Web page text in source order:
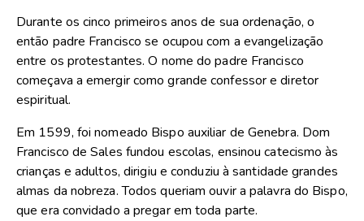
Durante os cinco primeiros anos de sua ordenação, o
então padre Francisco se ocupou com a evangelização
entre os protestantes. O nome do padre Francisco
começava a emergir como grande confessor e diretor
espiritual.
Em 1599, foi nomeado Bispo auxiliar de Genebra. Dom
Francisco de Sales fundou escolas, ensinou catecismo às
crianças e adultos, dirigiu e conduziu à santidade grandes
almas da nobreza. Todos queriam ouvir a palavra do Bispo,
que era convidado a pregar em toda parte.